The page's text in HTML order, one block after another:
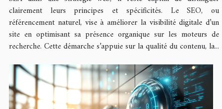
clairement leurs principes et spécificités. Le SEO, ou
référencement naturel, vise à améliorer la visibilité digitale d’un
site en optimisant sa présence organique sur les moteurs de
recherche. Cette démarche s’appuie sur la qualité du contenu, la...